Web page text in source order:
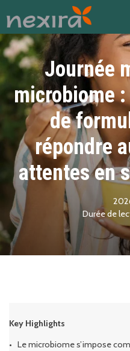
Journée
microbiome
de
répondre
attentes en
Key Highlights
Le microbiome s’impose